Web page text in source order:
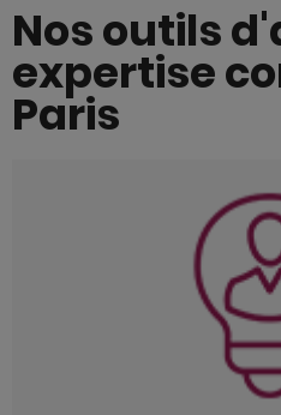
Nos outils
expertise
Paris
Nos